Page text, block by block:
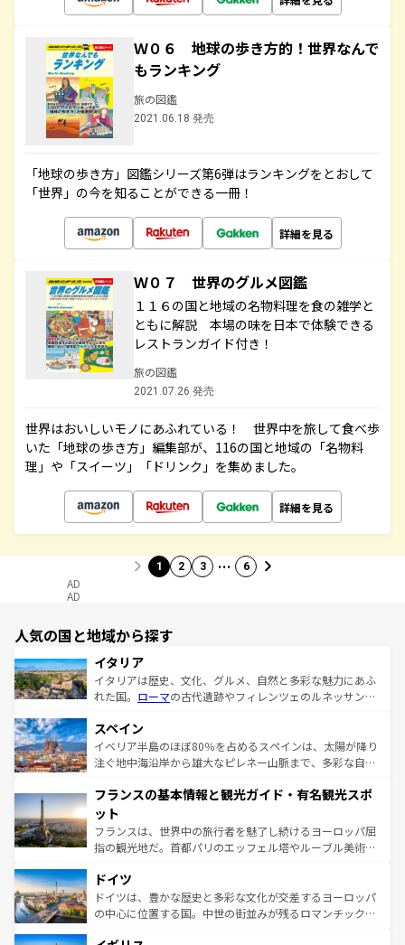
Ｗ０６ 地球の歩き方的！世界なんで
もランキング
旅の図鑑
2021.06.18 発売
「地球の歩き方」図鑑シリーズ第6弾はランキングをとおして
「世界」の今を知ることができる一冊！
詳細を見る
Ｗ０７ 世界のグルメ図鑑
１１６の国と地域の名物料理を食の雑学と
ともに解説 本場の味を日本で体験できる
レストランガイド付き！
旅の図鑑
2021.07.26 発売
世界はおいしいモノにあふれている！ 世界中を旅して食べ歩
いた「地球の歩き方」編集部が、116の国と地域の「名物料
理」や「スイーツ」「ドリンク」を集めました。
詳細を見る
1 2 3 … 6
AD
AD
人気の国と地域から探す
イタリア
イタリアは歴史、文化、グルメ、自然と多彩な魅力にあふ
れた国。 ローマの古代遺跡やフィレンツェのルネッサンス
ろん、トスカーナの美しい田園風景やアマルフィ海岸の絶
景など、自然景観も見逃せない。観光の合間には、本場の
ピザやパスタなど、絶品のイタリア料理を堪能することも
ませてくれるイタリアで、忘れられない旅をしてみよう！
なお、新着のイタリア情報は
しい。
スペイン
イベリア半島のほぼ80％を占めるスペインは、太陽が降り
注ぐ地中海沿岸から雄大なピレネー山脈まで、多彩な自然
文化が根付くこの国では、情熱的なフラメンコ、熱気あふ
れる闘牛、そして美味しいタパスが生活の一部となってい
る。首都マドリードの洗練された雰囲気や、バルセロナの
アートに溢れた街角から、地方では古代ローマ遺跡や中世
せる。地方によって風土や気候が異なるスペインはその個
性で訪れる人を魅了する。 なお、新着のスペイン情報は コ
ンテンツ一覧を参照してほしい。
フランスの基本情報と観光ガイド・有名観光スポ
ット
フランスは、世界中の旅行者を魅了し続けるヨーロッパ屈
指の観光地だ。首都パリのエッフェル塔やルーブル美術館
で、幅広い魅力が詰まっている。華麗な宮殿、歴史的な大
聖堂、美しいビーチ、そして豊かな自然が、訪れる者を心
から魅了する。また、フランスは美食の国としても知ら
ドイツ
ドイツは、豊かな歴史と多彩な文化が交差するヨーロッパ
の中心に位置する国。中世の街並みが残るロマンチック街